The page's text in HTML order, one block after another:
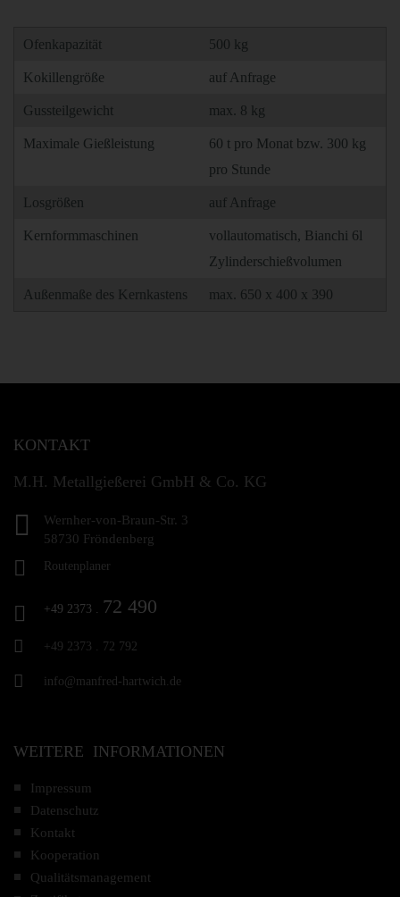
Ofenkapazität 500 kg
Kokillengröße auf Anfrage
Gussteilgewicht max. 8 kg
Maximale Gießleistung
60 t pro Monat bzw. 300 kg
pro Stunde
Losgrößen auf Anfrage
Kernformmaschinen
vollautomatisch, Bianchi 6l
Zylinderschießvolumen
Außenmaße des Kernkastens max. 650 x 400 x 390
KONTAKT
M.H. Metallgießerei GmbH & Co. KG
Wernher-von-Braun-Str. 3
58730 Fröndenberg
Routenplaner
+49 2373 . 72 490
+49 2373 . 72 792
info@manfred-hartwich.de
WEITERE INFORMATIONEN
Impressum
Datenschutz
Kontakt
Kooperation
Qualitätsmanagement